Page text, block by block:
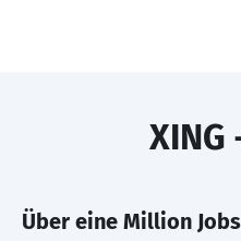
Über eine Million Jobs